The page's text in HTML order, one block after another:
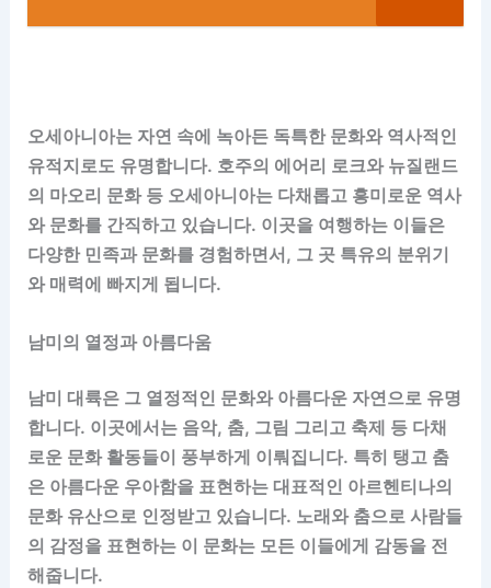
오세아니아는 자연 속에 녹아든 독특한 문화와 역사적인
유적지로도 유명합니다. 호주의 에어리 로크와 뉴질랜드
의 마오리 문화 등 오세아니아는 다채롭고 흥미로운 역사
와 문화를 간직하고 있습니다. 이곳을 여행하는 이들은
다양한 민족과 문화를 경험하면서, 그 곳 특유의 분위기
와 매력에 빠지게 됩니다.
남미의 열정과 아름다움
남미 대륙은 그 열정적인 문화와 아름다운 자연으로 유명
합니다. 이곳에서는 음악, 춤, 그림 그리고 축제 등 다채
로운 문화 활동들이 풍부하게 이뤄집니다. 특히 탱고 춤
은 아름다운 우아함을 표현하는 대표적인 아르헨티나의
문화 유산으로 인정받고 있습니다. 노래와 춤으로 사람들
의 감정을 표현하는 이 문화는 모든 이들에게 감동을 전
해줍니다.